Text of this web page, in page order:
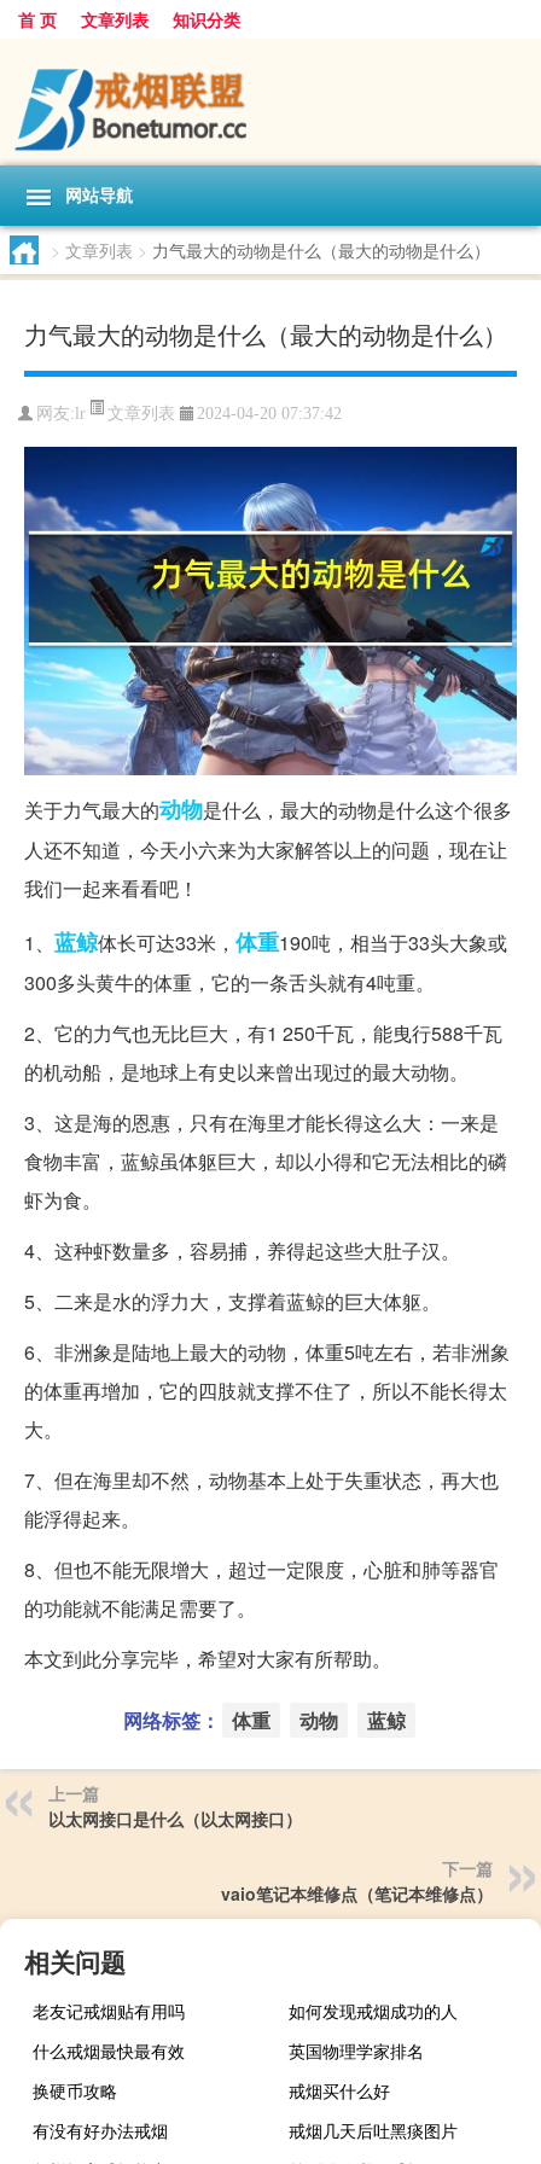
首 页 文章列表 知识分类
网站导航
> 文章列表 > 力气最大的动物是什么（最大的动物是什么）
力气最大的动物是什么（最大的动物是什么）
网友: lr 文章列表 2024-04-20 07:37:42
关于力气最大的动物是什么，最大的动物是什么这个很多
人还不知道，今天小六来为大家解答以上的问题，现在让
我们一起来看看吧！
1、 蓝鲸体长可达33米， 体重190吨，相当于33头大象或
300多头黄牛的体重，它的一条舌头就有4吨重。
2、它的力气也无比巨大，有1 250千瓦，能曳行588千瓦
的机动船，是地球上有史以来曾出现过的最大动物。
3、这是海的恩惠，只有在海里才能长得这么大：一来是
食物丰富，蓝鲸虽体躯巨大，却以小得和它无法相比的磷
虾为食。
4、这种虾数量多，容易捕，养得起这些大肚子汉。
5、二来是水的浮力大，支撑着蓝鲸的巨大体躯。
6、非洲象是陆地上最大的动物，体重5吨左右，若非洲象
的体重再增加，它的四肢就支撑不住了，所以不能长得太
大。
7、但在海里却不然，动物基本上处于失重状态，再大也
能浮得起来。
8、但也不能无限增大，超过一定限度，心脏和肺等器官
的功能就不能满足需要了。
本文到此分享完毕，希望对大家有所帮助。
网络标签： 体重 动物 蓝鲸
上一篇
以太网接口是什么（以太网接口）
下一篇
vaio笔记本维修点（笔记本维修点）
相关问题
老友记戒烟贴有用吗
如何发现戒烟成功的人
什么戒烟最快最有效
英国物理学家排名
换硬币攻略
戒烟买什么好
有没有好办法戒烟
戒烟几天后吐黑痰图片